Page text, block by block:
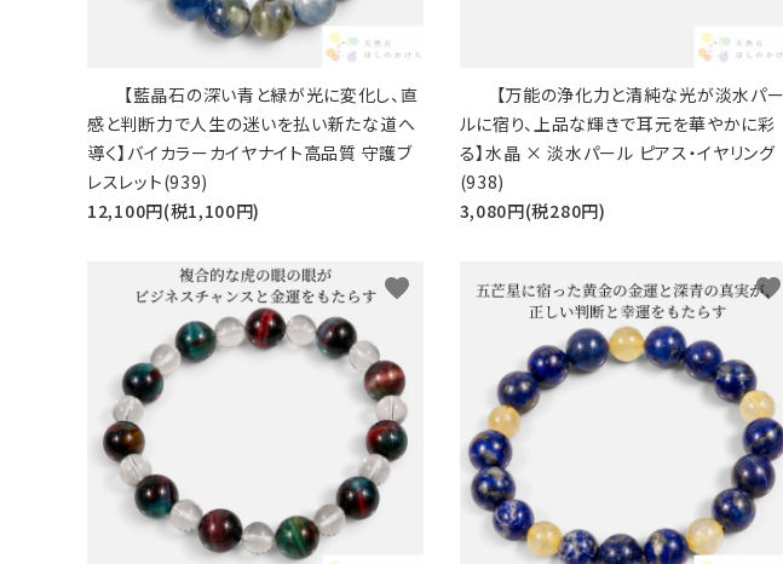
【藍晶石の深い青と緑が光に変化し、直
感と判断力で人生の迷いを払い新たな道へ
導く】バイカラーカイヤナイト高品質 守護ブ
レスレット(939)
12,100円(税1,100円)
【万能の浄化力と清純な光が淡水パー
ルに宿り、上品な輝きで耳元を華やかに彩
る】水晶 × 淡水パール ピアス・イヤリング
(938)
3,080円(税280円)
favorite favorite